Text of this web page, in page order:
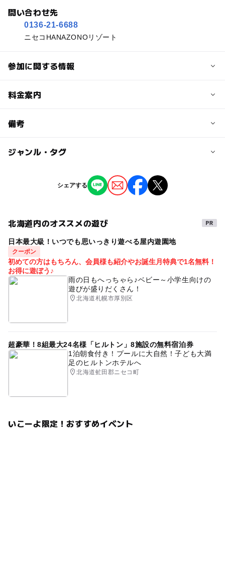
問い合わせ先
0136-21-6688
ニセコHANAZONOリゾート
参加に関する情報
予約/応募
ンドラに乗って移動する。
料金案内
料金について
備考
※掲載の情報は天候や主催者側の都合などにより変更にな
情報提供：イベントバンク
ジャンル・タグ
アートイベント・美術展 山のイベント
シェアする
北海道内のオススメの遊び
日本最大級！いつでも思いっきり遊べる屋内遊園地
クーポン
初めての方はもちろん、会員様も紹介やお誕生月特典で1名無料！
お得に遊ぼう♪
雨の日もへっちゃら♪ベビー～小学生向けの
遊びが盛りだくさん！
北海道札幌市厚別区
超豪華！8組最大24名様「ヒルトン」8施設の無料宿泊券
1泊朝食付き！プールに大自然！子ども大満
足のヒルトンホテルへ
北海道虻田郡ニセコ町
いこーよ限定！おすすめイベント